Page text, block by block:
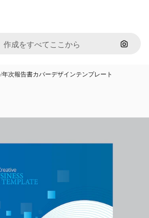
画像で
/年次報告書カバーデザインテンプレート